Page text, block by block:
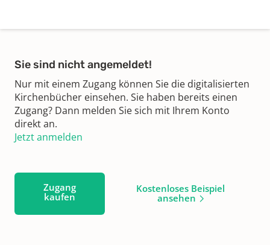
Sie sind nicht angemeldet!
Nur mit einem Zugang können Sie die digitalisierten
Kirchenbücher einsehen. Sie haben bereits einen
Zugang? Dann melden Sie sich mit Ihrem Konto
direkt an.
Jetzt anmelden
Zugang
kaufen
Kostenloses Beispiel
ansehen